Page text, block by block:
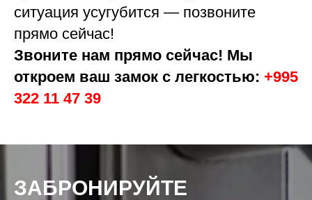
ситуация усугубится — позвоните
прямо сейчас!
Звоните нам прямо сейчас! Мы
откроем ваш замок с легкостью: +995
322 11 47 39
ЗАБРОНИРУЙТЕ